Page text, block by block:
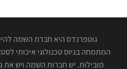
גוטפרנדס היא חברת השמה
המתמחה בגיוס טכנולוגי איכותי
מובילות. יש חברות השמה ויש את